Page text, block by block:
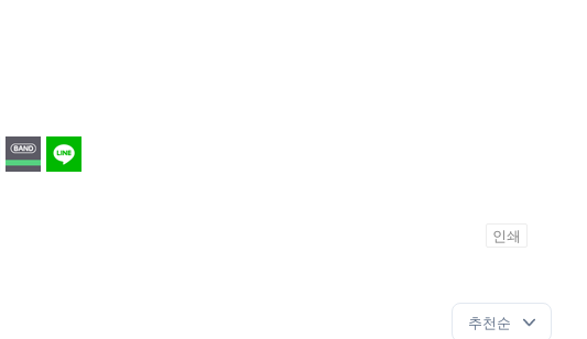
인쇄